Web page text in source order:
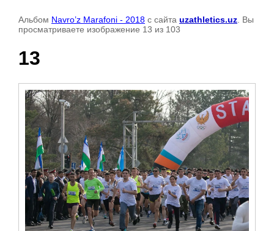
Альбом Navro’z Marafoni - 2018 с сайта uzathletics.uz . Вы
просматриваете изображение 13 из 103
13